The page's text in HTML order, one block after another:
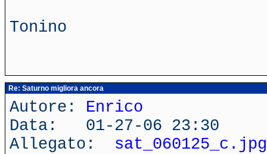
Tonino
Re: Saturno migliora ancora
Autore: Enrico
Data: 01-27-06 23:30
Allegato: sat_060125_c.jpg